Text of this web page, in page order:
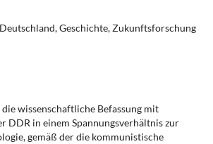
Geschichte, Zukunftsforschung
wissenschaftliche Befassung mit
DDR in einem Spannungsverhältnis zur
gemäß der die kommunistische